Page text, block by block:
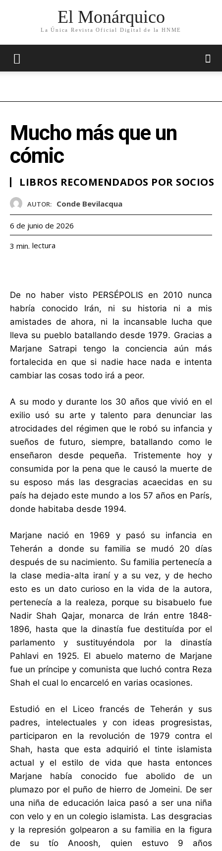
El Monárquico
La Única Revista Oficial Digital de la HNME
Mucho más que un
cómic
LIBROS RECOMENDADOS POR SOCIOS
AUTOR: Conde Bevilacqua
6 de junio de 2026
3 min. lectura
De no haber visto PERSÉPOLIS en 2010 nunca
habría conocido Irán, ni su historia ni a mis
amistades de ahora, ni la incansable lucha que
lleva su pueblo batallando desde 1979. Gracias a
Marjane Satrapi tengo la conciencia aún más
fortalecida en que si nadie hace nada e intenta
cambiar las cosas todo irá a peor.
A su modo y durante los 30 años que vivió en el
exilio usó su arte y talento para denunciar las
atrocidades del régimen que le robó su infancia y
sueños de futuro, siempre, batallando como le
enseñaron desde pequeña. Tristemente hoy y
consumida por la pena que le causó la muerte de
su esposo más las desgracias acaecidas en su
país ha dejado este mundo a los 57 años en París,
donde habitaba desde 1994.
Marjane nació en 1969 y pasó su infancia en
Teherán a donde su familia se mudó 20 días
después de su nacimiento. Su familia pertenecía a
la clase media-alta iraní y a su vez, y de hecho
esto es un dato curioso en la vida de la autora,
pertenecía a la realeza, porque su bisabuelo fue
Nadir Shah Qajar, monarca de Irán entre 1848-
1896, hasta que la dinastía fue destituída por el
parlamento y sustituyéndola por la dinastía
Pahlavi en 1925. El abuelo materno de Marjane
fue un príncipe y comunista que luchó contra Reza
Shah el cual lo encarceló en varias ocasiones.
Estudió en el Liceo francés de Teherán y sus
padres, intelectuales y con ideas progresistas,
participaron en la revolución de 1979 contra el
Shah, hasta que esta adquirió el tinte islamista
actual y el estilo de vida que hasta entonces
Marjane había conocido fue abolido de un
plumazo por el puño de hierro de Jomeini. De ser
una niña de educación laica pasó a ser una niña
con velo y en un colegio islamista. Las desgracias
y la represión golpearon a su familia en la figura
de su tío Anoosh, quien estuvo 9 años